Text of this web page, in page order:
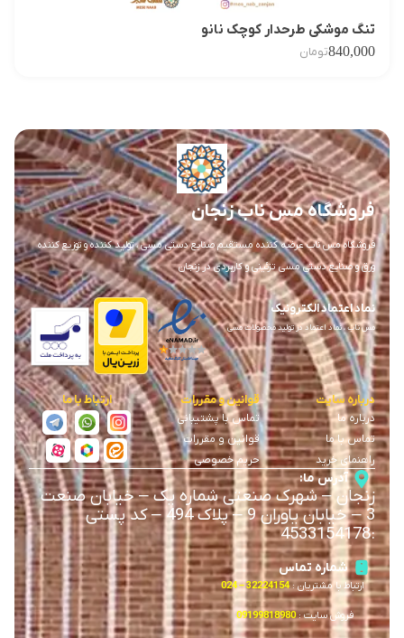
تنگ موشکی طرحدار کوچک نانو
840,000تومان
فروشگاه مس ناب زنجان
فروشگاه مس ناب عرضه کننده مستقیم صنایع دستی مسی ، تولید کننده و توزیع کننده
ورق و صنایع دستی مسی تزئینی و کاربردی در زنجان
نماد اعتماد الکترونیک
مس ناب ، نماد اعتماد در تولید محصولات مسی
درباره سایت
درباره ما
تماس با ما
راهنمای خرید
قوانین و مقررات
تماس با پشتیبانی
قوانین و مقررات
حریم خصوصی
ارتباط با ما
آدرس ما:
زنجان–شهرک صنعتی شماره یک–خیابان صنعت
3
–خیابان یاوران 9 –
پلاک 494 – کد پستی
:
4533154178
شماره تماس
ارتباط با مشتریان : 32224154 – 024
فروش سایت :09199818980